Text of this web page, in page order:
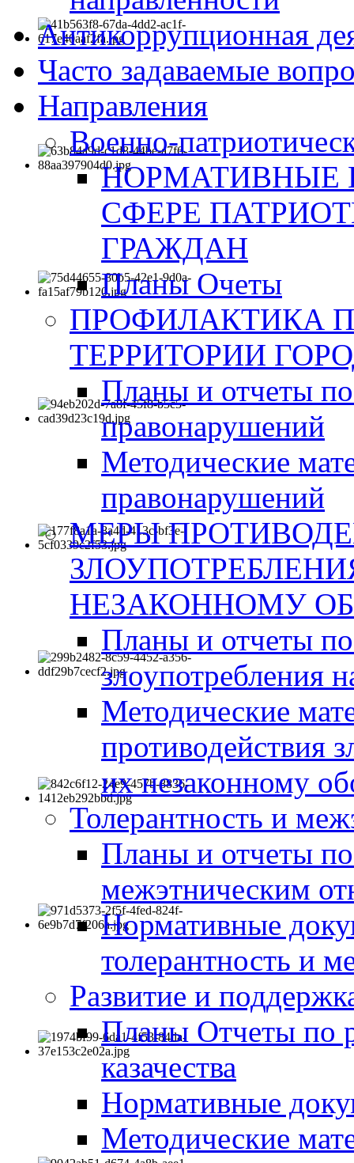
Антикоррупционная
Часто задаваемые
Направления
Военно-
НОРМАТИВНЫЕ
СФЕРЕ
ГРАЖДАН
Планы Очеты
ПРОФИЛАКТИКА
ТЕРРИТОРИИ
Планы и отчеты
правонарушений
Методические
правонарушений
МЕРЫ
НЕЗАКОННОМУ
Планы и отчеты
злоупотребления
Методические
противодействия
их незаконному
Толерантность и
Планы и отчеты
межэтническим
Нормативные
толерантность и
Развитие и
Планы Отчеты по
казачества
Нормативные
Методические